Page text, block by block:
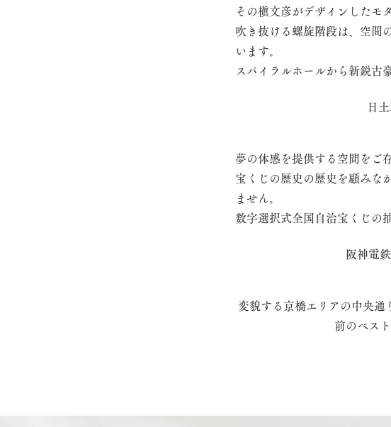
その槇文彦がデザインしたモ
吹き抜ける螺旋階段は、空間
います。
スパイラルホールから新鋭古
日
夢の体感を提供する空間をご
宝くじの歴史の歴史を顧みな
ません。
数字選択式全国自治宝くじの
阪神電
変貌する京橋エリアの中央通
前のベス